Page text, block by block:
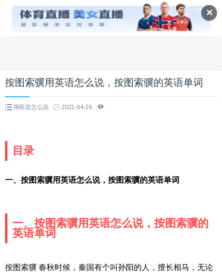
✕
按图索骥用英语怎么说，按图索骥的英语单词
用英语怎么说 2021-04-29
目录
一、按图索骥用英语怎么说，按图索骥的英语单词
一、按图索骥用英语怎么说，按图索骥的
英语单词
按图索骥 春秋时候，秦国有个叫孙阳的人，擅长相马，无论